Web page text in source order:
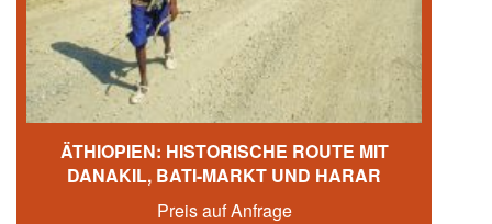
ÄTHIOPIEN: HISTORISCHE ROUTE MIT
DANAKIL, BATI-MARKT UND HARAR
Preis auf Anfrage